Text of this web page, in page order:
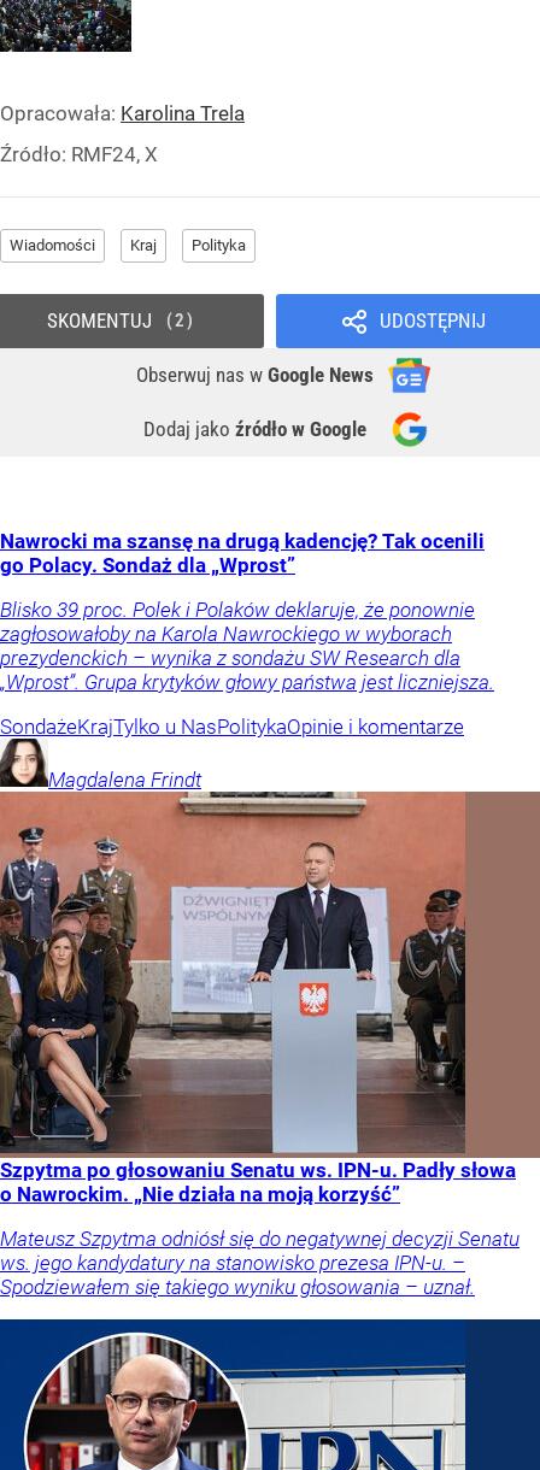
Opracowała: Karolina Trela
Źródło: RMF24, X
Wiadomości Kraj Polityka
UDOSTĘPNIJ
Obserwuj nas w Google News
Dodaj jako źródło w Google
SKOMENTUJ 2
Nawrocki ma szansę na drugą kadencję? Tak ocenili
go Polacy. Sondaż dla „Wprost”
Blisko 39 proc. Polek i Polaków deklaruje, że ponownie
zagłosowałoby na Karola Nawrockiego w wyborach
prezydenckich – wynika z sondażu SW Research dla
„Wprost”. Grupa krytyków głowy państwa jest liczniejsza.
SondażeKrajTylko u NasPolitykaOpinie i komentarze
Magdalena Frindt
Szpytma po głosowaniu Senatu ws. IPN-u. Padły słowa
o Nawrockim. „Nie działa na moją korzyść”
Mateusz Szpytma odniósł się do negatywnej decyzji Senatu
ws. jego kandydatury na stanowisko prezesa IPN-u. –
Spodziewałem się takiego wyniku głosowania – uznał.